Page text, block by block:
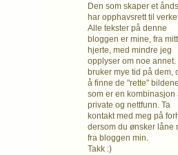
Den som skaper et
har opphavsretttil
Alle tekster på denne
bloggen er mine, fra mitt
hjerte, med mindre jeg
opplyser om noe annet.
bruker mye tid på dem,
å finne de "rette"
som er en kombinasjon
private og nettfunn. Ta
kontakt med meg på
dersom du ønsker låne
fra bloggen min.
Takk :)